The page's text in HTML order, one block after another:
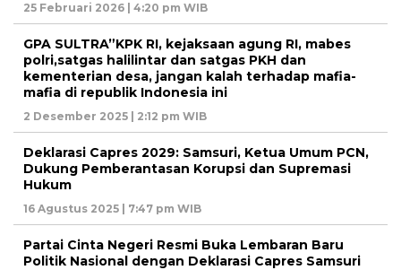
25 Februari 2026 | 4:20 pm WIB
GPA SULTRA”KPK RI, kejaksaan agung RI, mabes
polri,satgas halilintar dan satgas PKH dan
kementerian desa, jangan kalah terhadap mafia-
mafia di republik Indonesia ini
2 Desember 2025 | 2:12 pm WIB
Deklarasi Capres 2029: Samsuri, Ketua Umum PCN,
Dukung Pemberantasan Korupsi dan Supremasi
Hukum
16 Agustus 2025 | 7:47 pm WIB
Partai Cinta Negeri Resmi Buka Lembaran Baru
Politik Nasional dengan Deklarasi Capres Samsuri